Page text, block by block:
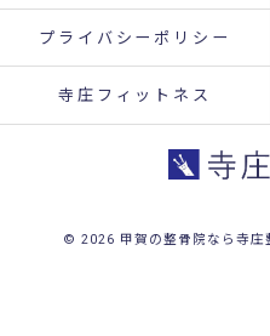
プライバシーポリシー
寺庄フィットネス
© 2026 甲賀の整骨院なら寺庄